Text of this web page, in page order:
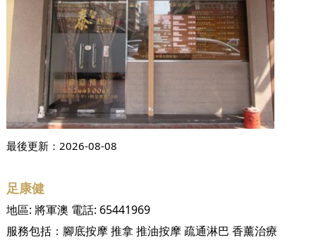
最後更新： 2026-08-08
足康健
地區: 將軍澳 電話: 65441969
服務包括： 腳底按摩推拿推油按摩疏通淋巴 香薰治療